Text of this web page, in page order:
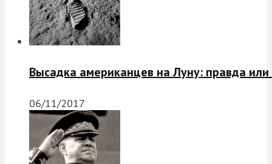
Высадка американцев на Луну: правда
06/11/2017